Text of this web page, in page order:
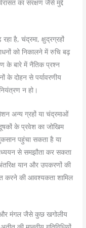
का संरक्षण जैसे मुद्दे
है, चंद्रमा, क्षुद्रग्रहों
को निकालने में रुचि बढ़
के बारे में नैतिक प्रश्न
के दोहन से पर्यावरणीय
न हो।
अन्य ग्रहों या चंद्रमाओं
के प्रवेश का जोखिम
पहुंचा सकता है या
से समझौता कर सकता
यान और उपकरणों की
करने की आवश्यकता शामिल
और मंगल जैसे कुछ खगोलीय